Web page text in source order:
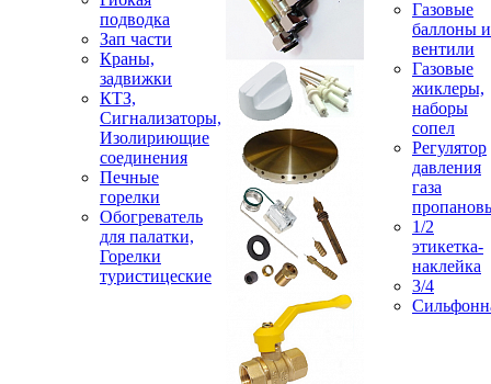
подводка
Зап части
Краны,
задвижки
КТЗ,
Сигнализаторы,
Изолириющие
соединения
Печные
горелки
Обогреватель
для палатки,
Горелки
туристицеские
Газовые
баллоны и
вентили
Газовые
жиклеры,
наборы
сопел
Регулятор
давления
газа
1/2
этикетка-
наклейка
3/4